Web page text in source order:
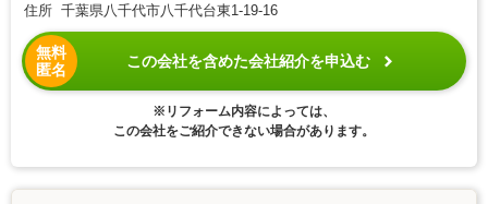
住所 千葉県八千代市八千代台東1-19-16
無料
匿名
この会社を含めた会社紹介を申込む
※リフォーム内容によっては、
この会社をご紹介できない場合があります。